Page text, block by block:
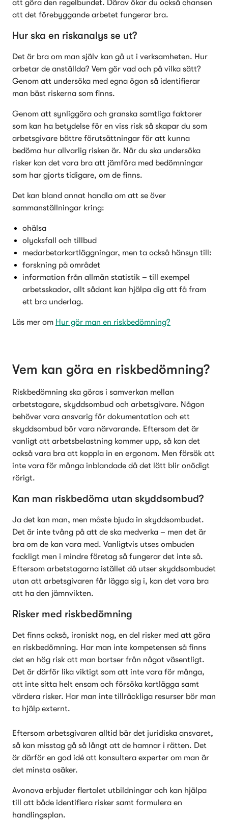
att göra den regelbundet. Därav ökar du också chansen
att det förebyggande arbetet fungerar bra.
Hur ska en riskanalys se ut?
Det är bra om man själv kan gå ut i verksamheten. Hur
arbetar de anställda? Vem gör vad och på vilka sätt?
Genom att undersöka med egna ögon så identifierar
man bäst riskerna som finns.
Genom att synliggöra och granska samtliga faktorer
som kan ha betydelse för en viss risk så skapar du som
arbetsgivare bättre förutsättningar för att kunna
bedöma hur allvarlig risken är. När du ska undersöka
risker kan det vara bra att jämföra med bedömningar
som har gjorts tidigare, om de finns.
Det kan bland annat handla om att se över
sammanställningar kring:
ohälsa
olycksfall och tillbud
medarbetarkartläggningar, men ta också hänsyn till:
forskning på området
information från allmän statistik – till exempel
arbetsskador, allt sådant kan hjälpa dig att få fram
ett bra underlag.
Läs mer om Hur gör man en riskbedömning?
Vem kan göra en riskbedömning?
Riskbedömning ska göras i samverkan mellan
arbetstagare, skyddsombud och arbetsgivare. Någon
behöver vara ansvarig för dokumentation och ett
skyddsombud bör vara närvarande. Eftersom det är
vanligt att arbetsbelastning kommer upp, så kan det
också vara bra att koppla in en ergonom. Men försök att
inte vara för många inblandade då det lätt blir onödigt
rörigt.
Kan man riskbedöma utan skyddsombud?
Ja det kan man, men måste bjuda in skyddsombudet.
Det är inte tvång på att de ska medverka – men det är
bra om de kan vara med. Vanligtvis utses ombuden
fackligt men i mindre företag så fungerar det inte så.
Eftersom arbetstagarna istället då utser skyddsombudet
utan att arbetsgivaren får lägga sig i, kan det vara bra
att ha den jämnvikten.
Risker med riskbedömning
Det finns också, ironiskt nog, en del risker med att göra
en riskbedömning. Har man inte kompetensen så finns
det en hög risk att man bortser från något väsentligt.
Det är därför lika viktigt som att inte vara för många,
att inte sitta helt ensam och försöka kartlägga samt
värdera risker. Har man inte tillräckliga resurser bör man
ta hjälp externt.
Eftersom arbetsgivaren alltid bär det juridiska ansvaret,
så kan misstag gå så långt att de hamnar i rätten. Det
är därför en god idé att konsultera experter om man är
det minsta osäker.
Avonova erbjuder flertalet utbildningar och kan hjälpa
till att både identifiera risker samt formulera en
handlingsplan.